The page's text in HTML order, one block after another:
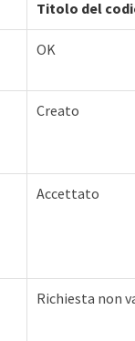
Titolo del
OK
Creato
Accettato
Richiesta non